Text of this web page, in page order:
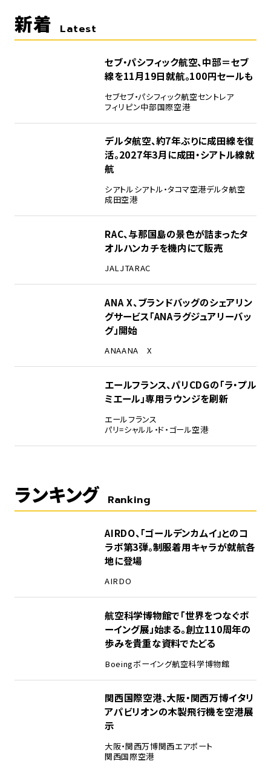
新着 Latest
セブ・パシフィック航空、中部＝セブ
線を11月19日就航。100円セールも
セブセブ・パシフィック航空セントレア
フィリピン中部国際空港
デルタ航空、約7年ぶりに成田線を復
活。2027年3月に成田・シアトル線就
航
シアトルシアトル・タコマ空港デルタ航空
成田空港
RAC、与那国島の景色が詰まったタ
オルハンカチを機内にて販売
JALJTARAC
ANA X、ブランドバッグのシェアリン
グサービス「ANAラグジュアリーバッ
グ」開始
ANAANA X
エールフランス、パリCDGの「ラ・プル
ミエール」専用ラウンジを刷新
エールフランス
パリ=シャルル・ド・ゴール空港
ランキング Ranking
AIRDO、「ゴールデンカムイ」とのコ
ラボ第3弾。制服着用キャラが就航各
地に登場
AIRDO
航空科学博物館で「世界をつなぐボ
ーイング展」始まる。創立110周年の
歩みを貴重な資料でたどる
Boeingボーイング航空科学博物館
関西国際空港、大阪・関西万博イタリ
アパビリオンの木製飛行機を空港展
示
大阪・関西万博関西エアポート
関西国際空港